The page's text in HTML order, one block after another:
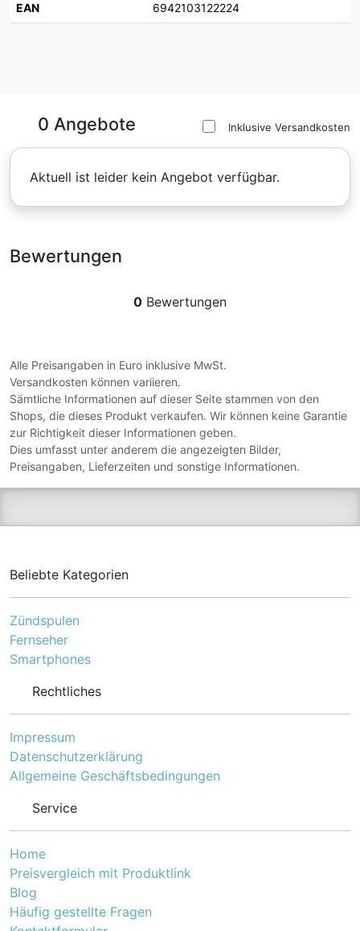
EAN 6942103122224
0 Angebote Inklusive Versandkosten
Aktuell ist leider kein Angebot verfügbar.
Bewertungen
0 Bewertungen
Alle Preisangaben in Euro inklusive MwSt.
Versandkosten können variieren.
Sämtliche Informationen auf dieser Seite stammen von den
Shops, die dieses Produkt verkaufen. Wir können keine Garantie
zur Richtigkeit dieser Informationen geben.
Dies umfasst unter anderem die angezeigten Bilder,
Preisangaben, Lieferzeiten und sonstige Informationen.
Beliebte Kategorien
Zündspulen
Fernseher
Smartphones
Rechtliches
Impressum
Datenschutzerklärung
Allgemeine Geschäftsbedingungen
Service
Home
Preisvergleich mit Produktlink
Blog
Häufig gestellte Fragen